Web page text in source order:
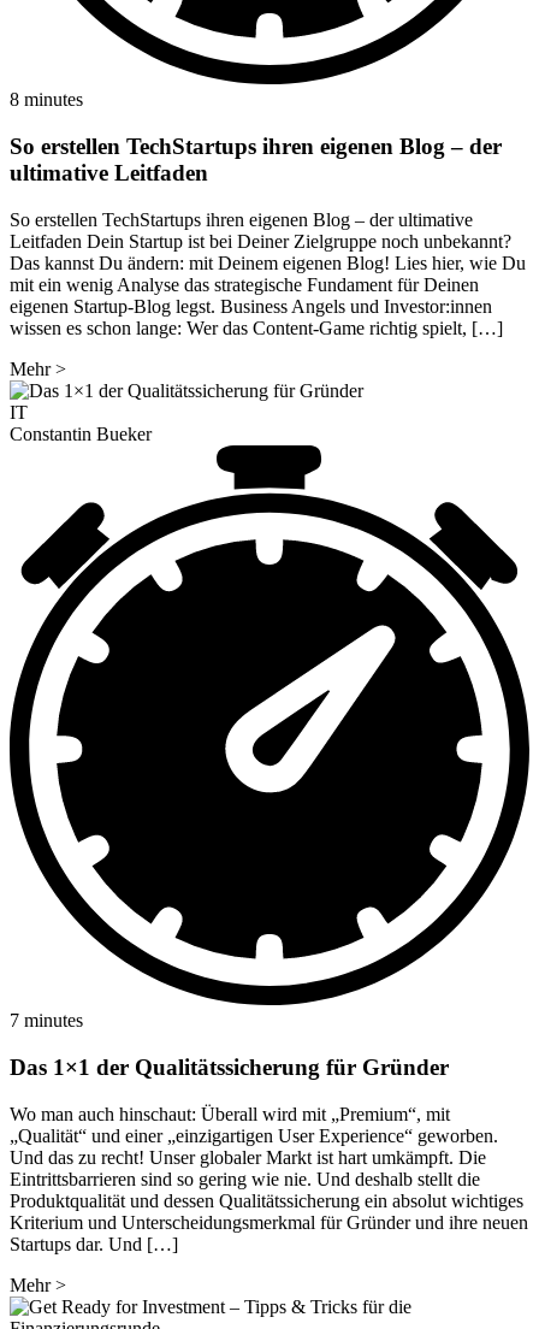
8 minutes
So erstellen TechStartups ihren eigenen Blog – der
ultimative Leitfaden
So erstellen TechStartups ihren eigenen Blog – der ultimative
Leitfaden Dein Startup ist bei Deiner Zielgruppe noch unbekannt?
Das kannst Du ändern: mit Deinem eigenen Blog! Lies hier, wie Du
mit ein wenig Analyse das strategische Fundament für Deinen
eigenen Startup-Blog legst. Business Angels und Investor:innen
wissen es schon lange: Wer das Content-Game richtig spielt, […]
Mehr>
IT
Constantin Bueker
7 minutes
Das 1×1 der Qualitätssicherung für Gründer
Wo man auch hinschaut: Überall wird mit „Premium“, mit
„Qualität“ und einer „einzigartigen User Experience“ geworben.
Und das zu recht! Unser globaler Markt ist hart umkämpft. Die
Eintrittsbarrieren sind so gering wie nie. Und deshalb stellt die
Produktqualität und dessen Qualitätssicherung ein absolut wichtiges
Kriterium und Unterscheidungsmerkmal für Gründer und ihre neuen
Startups dar. Und […]
Mehr>